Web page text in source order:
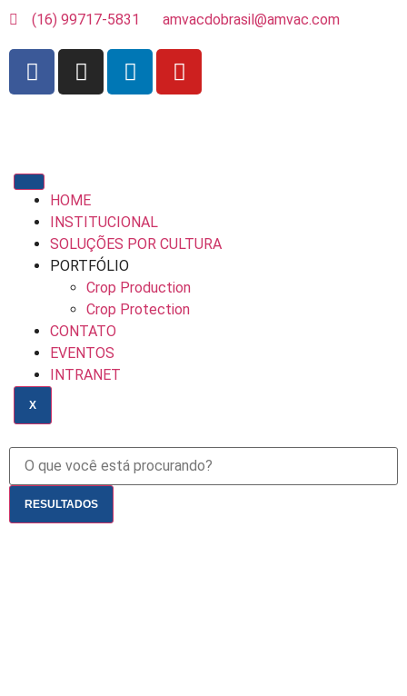
(16) 99717-5831 amvacdobrasil@amvac.com
HOME
INSTITUCIONAL
SOLUÇÕES POR CULTURA
PORTFÓLIO
Crop Production
Crop Protection
CONTATO
EVENTOS
INTRANET
X
RESULTADOS